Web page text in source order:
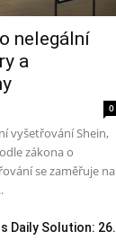
nelegální
a
0
vyšetřování Shein,
zákona o
se zaměřuje na
Daily Solution: 26.